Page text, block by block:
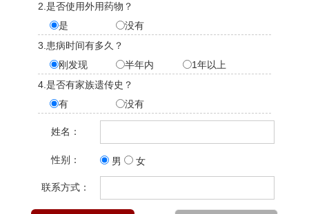
2.是否使用外用药物？
是
没有
3.患病时间有多久？
刚发现
半年内
1年以上
4.是否有家族遗传史？
有
没有
姓名：
性别： 男 女
联系方式：